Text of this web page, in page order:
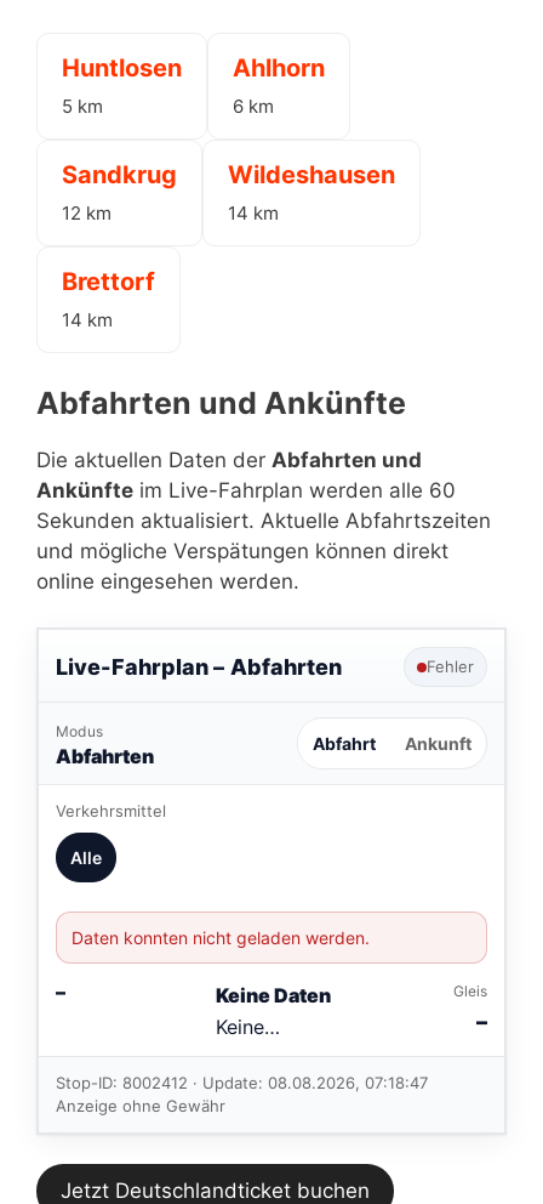
Huntlosen
5 km
Ahlhorn
6 km
Sandkrug
12 km
Wildeshausen
14 km
Brettorf
14 km
Abfahrten und Ankünfte
Die aktuellen Daten der Abfahrten und
Ankünfte im Live-Fahrplan werden alle 60
Sekunden aktualisiert. Aktuelle Abfahrtszeiten
und mögliche Verspätungen können direkt
online eingesehen werden.
Live-Fahrplan – Abfahrten Fehler
Modus
Abfahrten Abfahrt Ankunft
Verkehrsmittel
Alle
Daten konnten nicht geladen werden.
–
Keine Daten
Keine
Verbindungen
im aktuellen
Feed.
Gleis
–
Stop-ID: 8002412 · Update: 08.08.2026, 07:18:47
Anzeige ohne Gewähr
Jetzt Deutschlandticket buchen